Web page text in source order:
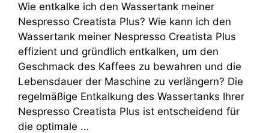
Wie entkalke ich den Wassertank meiner
Nespresso Creatista Plus? Wie kann ich den
Wassertank meiner Nespresso Creatista Plus
effizient und gründlich entkalken, um den
Geschmack des Kaffees zu bewahren und die
Lebensdauer der Maschine zu verlängern? Die
regelmäßige Entkalkung des Wassertanks Ihrer
Nespresso Creatista Plus ist entscheidend für
die optimale …